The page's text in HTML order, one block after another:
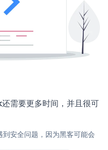
需要更多时间，并且很可
安全问题，因为黑客可能会